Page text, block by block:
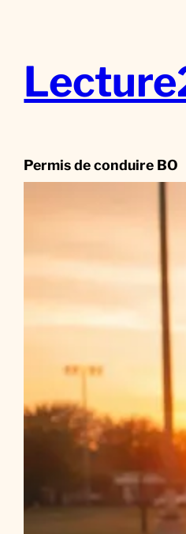
Permis de conduire BO